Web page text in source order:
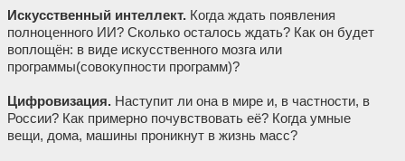
Искусственный интеллект. Когда ждать появления
полноценного ИИ? Сколько осталось ждать? Как он будет
воплощён: в виде искусственного мозга или
программы(совокупности программ)?
Цифровизация. Наступит ли она в мире и, в частности, в
России? Как примерно почувствовать её? Когда умные
вещи, дома, машины проникнут в жизнь масс?